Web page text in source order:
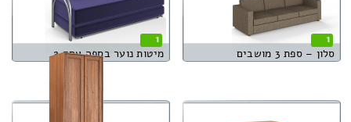
1
סלון – ספת 3 מושבים
1
מיטות נוער בספה אחת 2